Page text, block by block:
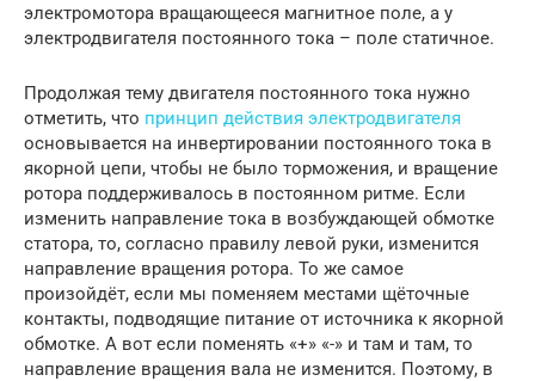
электромотора вращающееся магнитное поле, а у
электродвигателя постоянного тока – поле статичное.
Продолжая тему двигателя постоянного тока нужно
отметить, что принцип действия электродвигателя
основывается на инвертировании постоянного тока в
якорной цепи, чтобы не было торможения, и вращение
ротора поддерживалось в постоянном ритме. Если
изменить направление тока в возбуждающей обмотке
статора, то, согласно правилу левой руки, изменится
направление вращения ротора. То же самое
произойдёт, если мы поменяем местами щёточные
контакты, подводящие питание от источника к якорной
обмотке. А вот если поменять «+» «-» и там и там, то
направление вращения вала не изменится. Поэтому, в